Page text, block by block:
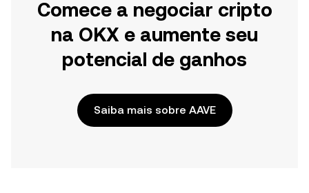
Comece a negociar cripto
na OKX e aumente seu
potencial de ganhos
Saiba mais sobre AAVE